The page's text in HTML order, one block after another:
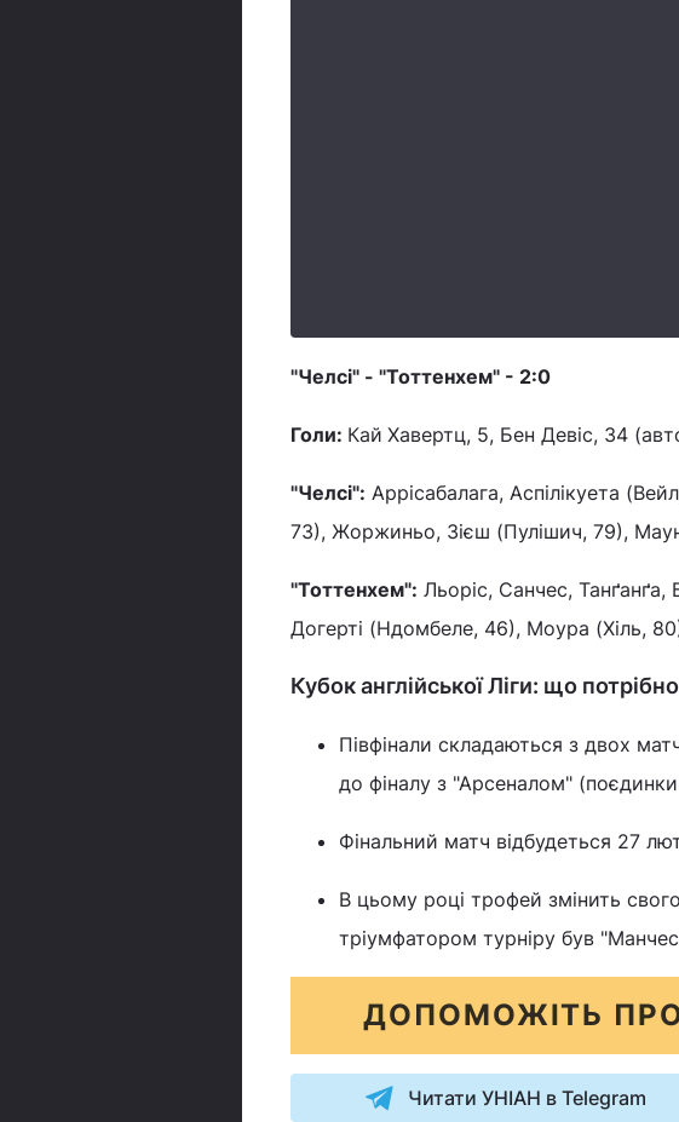
"Челсі" - "Тоттенхем" - 2:0
Голи: Кай Хавертц, 5, Бен Девіс, 34
"Челсі": Аррісабалага, Аспілікуета
73), Жоржиньо, Зієш (Пулішич, 79),
"Тоттенхем": Льоріс, Санчес,
Догерті (Ндомбеле, 46), Моура (Хіль,
Кубок англійської Ліги: що
Півфінали складаються з двох
до фіналу з "Арсеналом"
Фінальний матч відбудеться 27
В цьому році трофей змінить
тріумфатором турніру був
ДОПОМОЖІТЬ
Читати УНІАН в Telegram